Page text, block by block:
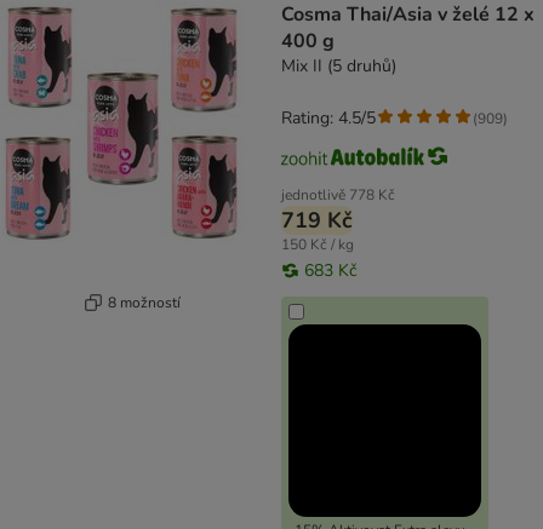
8 možností
Cosma Thai/Asia v želé 12 x
400 g
Mix II (5 druhů)
jednotlivě 778 Kč
719 Kč
150 Kč / kg
683 Kč
Rating: 4.5/5 (909)